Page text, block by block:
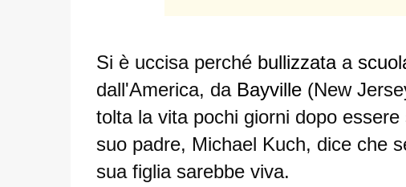
Si è uccisa perché bullizzataa
dall'America, da Bayville(New
tolta la vita pochi giorni dopo
suo padre, Michael Kuch, dice che
sua figlia sarebbe viva.